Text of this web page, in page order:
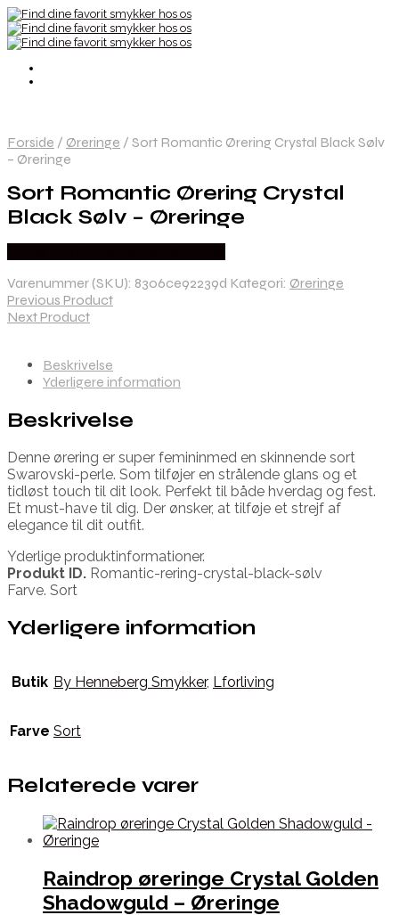
Forside / Øreringe / Sort Romantic Ørering Crystal Black Sølv
– Øreringe
Sort Romantic Ørering Crystal
Black Sølv – Øreringe
Varenummer (SKU): 8306ce92239d Kategori: Øreringe
Previous Product
Next Product
Beskrivelse
Yderligere information
Beskrivelse
Denne ørering er super femininmed en skinnende sort
Swarovski-perle. Som tilføjer en strålende glans og et
tidløst touch til dit look. Perfekt til både hverdag og fest.
Et must-have til dig. Der ønsker, at tilføje et strejf af
elegance til dit outfit.
Yderlige produktinformationer.
Produkt ID. Romantic-rering-crystal-black-sølv
Farve. Sort
Yderligere information
Butik By Henneberg Smykker, Lforliving
Farve Sort
Relaterede varer
Raindrop øreringe Crystal Golden
Shadowguld – Øreringe